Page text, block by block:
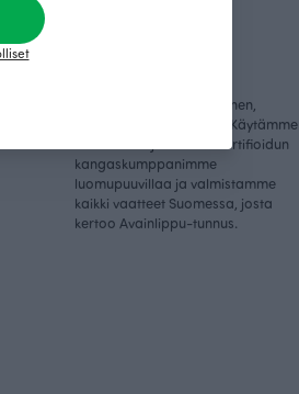
Olemme aidosti vastuullinen,
kotimainen designyritys. Käytämme
vain GOTS- ja Ökotex-sertifioidun
kangaskumppanimme
luomupuuvillaa ja valmistamme
kaikki vaatteet Suomessa, josta
kertoo Avainlippu-tunnus.